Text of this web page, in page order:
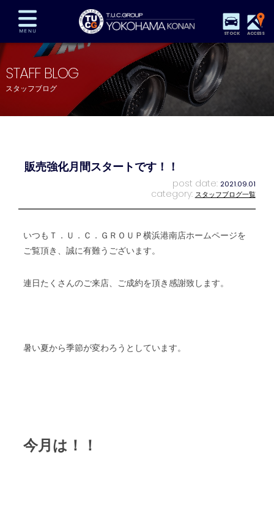
STOCK ACCESS
在庫車両情報 保証&サービス パーツリスト
TUCとは？ 店舗情報 アクセスマップ
全国納車 特別作業 注文販売
STAFF BLOG
スタッフブログ
販売強化月間スタートです！！
post date: 2021.09.01
category: スタッフブログ一覧
いつもＴ．Ｕ．Ｃ．ＧＲＯＵＰ横浜港南店ホームページを
ご覧頂き、誠に有難うございます。
連日たくさんのご来店、ご成約を頂き感謝致します。
暑い夏から季節が変わろうとしています。
今月は！！